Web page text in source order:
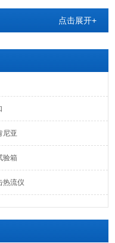
点击展开+
尼亚
验箱
热流仪